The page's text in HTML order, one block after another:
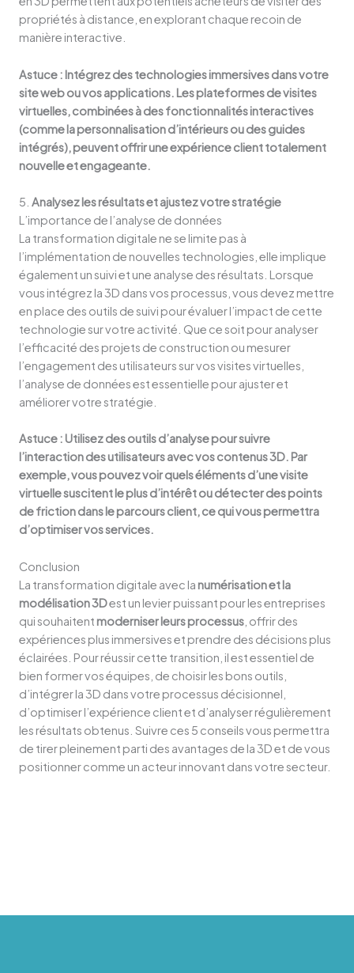
propriétés à distance, en explorant chaque recoin de
manière interactive.
Astuce : Intégrez des technologies immersives dans votre
site web ou vos applications. Les plateformes de visites
virtuelles, combinées à des fonctionnalités interactives
(comme la personnalisation d’intérieurs ou des guides
intégrés), peuvent offrir une expérience client totalement
nouvelle et engageante.
5. Analysez les résultats et ajustez votre stratégie
L’importance de l’analyse de données
La transformation digitale ne se limite pas à
l’implémentation de nouvelles technologies, elle implique
également un suivi et une analyse des résultats. Lorsque
vous intégrez la 3D dans vos processus, vous devez mettre
en place des outils de suivi pour évaluer l’impact de cette
technologie sur votre activité. Que ce soit pour analyser
l’efficacité des projets de construction ou mesurer
l’engagement des utilisateurs sur vos visites virtuelles,
l’analyse de données est essentielle pour ajuster et
améliorer votre stratégie.
Astuce : Utilisez des outils d’analyse pour suivre
l’interaction des utilisateurs avec vos contenus 3D. Par
exemple, vous pouvez voir quels éléments d’une visite
virtuelle suscitent le plus d’intérêt ou détecter des points
de friction dans le parcours client, ce qui vous permettra
d’optimiser vos services.
Conclusion
La transformation digitale avec la numérisation et la
modélisation 3Dest un levier puissant pour les entreprises
qui souhaitent moderniser leurs processus , offrir des
expériences plus immersives et prendre des décisions plus
éclairées. Pour réussir cette transition, il est essentiel de
bien former vos équipes, de choisir les bons outils,
d’intégrer la 3D dans votre processus décisionnel,
d’optimiser l’expérience client et d’analyser régulièrement
les résultats obtenus. Suivre ces 5 conseils vous permettra
de tirer pleinement parti des avantages de la 3D et de vous
positionner comme un acteur innovant dans votre secteur.